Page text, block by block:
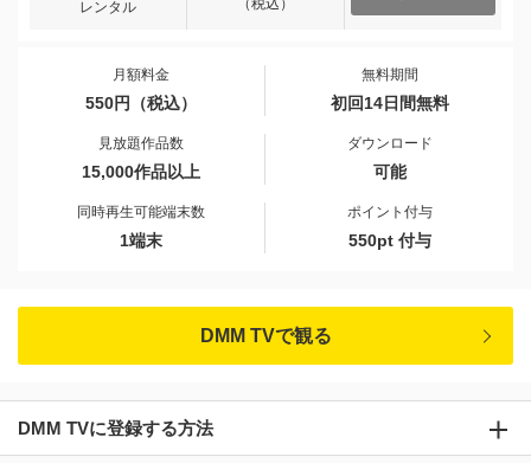
レンタル
（税込）
月額料金
550円（税込）
無料期間
初回14日間無料
見放題作品数
15,000作品以上
ダウンロード
可能
同時再生可能端末数
1端末
ポイント付与
550pt 付与
DMM TVで観る
DMM TVに登録する方法